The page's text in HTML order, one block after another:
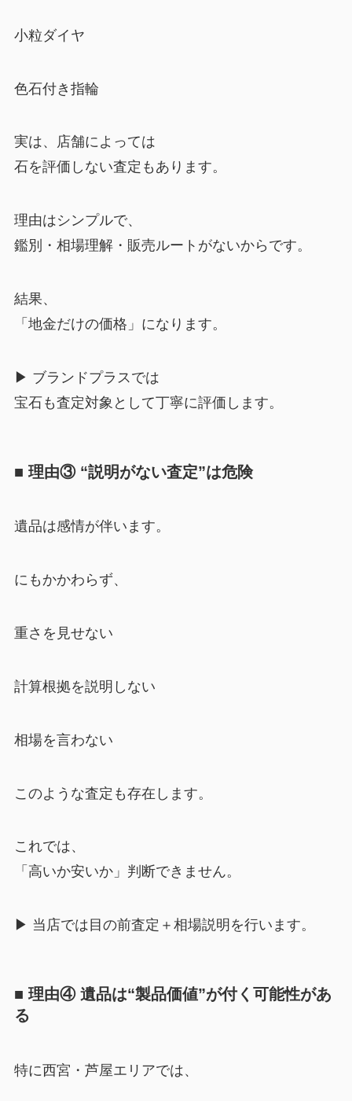
小粒ダイヤ
色石付き指輪
実は、店舗によっては
石を評価しない査定もあります。
理由はシンプルで、
鑑別・相場理解・販売ルートがないからです。
結果、
「地金だけの価格」になります。
▶︎ ブランドプラスでは
宝石も査定対象として丁寧に評価します。
■ 理由③ “説明がない査定”は危険
遺品は感情が伴います。
にもかかわらず、
重さを見せない
計算根拠を説明しない
相場を言わない
このような査定も存在します。
これでは、
「高いか安いか」判断できません。
▶︎ 当店では目の前査定＋相場説明を行います。
■ 理由④ 遺品は“製品価値”が付く可能性があ
る
特に西宮・芦屋エリアでは、